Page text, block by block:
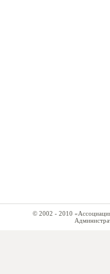
© 2002 - 2010 «Ассоциация